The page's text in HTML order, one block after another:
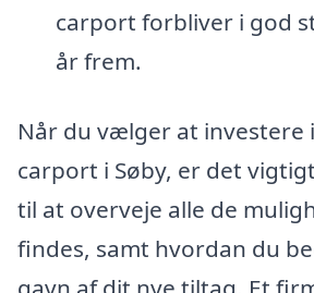
carport forbliver i god
år frem.
Når du vælger at investere
carport i Søby, er det
til at overveje alle de
findes, samt hvordan du